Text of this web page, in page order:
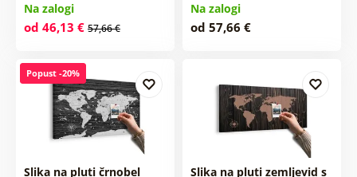
Na zalogi
od 46,13 € 57,66 €
Na zalogi
od 57,66 €
Popust -20%
Slika na pluti črnobel
Slika na pluti zemljevid s